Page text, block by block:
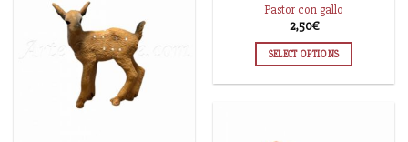
Pastor con gallo
2,50€
SELECT OPTIONS